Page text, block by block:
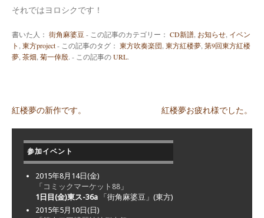
それではヨロシクです！
書いた人： 街角麻婆豆- この記事のカテゴリー： CD新譜, お知らせ, イベン
ト,東方project- この記事のタグ： 東方吹奏楽団,東方紅楼夢,第9回東方紅楼
夢,茶畑,菊一倖殷. - この記事のURL.
Post navigation
紅楼夢の新作です。 紅楼夢お疲れ様でした。
参加イベント
2015年8月14日(金)
「 コミックマーケット88 」
1日目(金)東ス-36a 「街角麻婆豆」(東方)
2015年5月10日(日)